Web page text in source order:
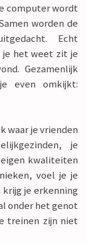
computer wordt
worden de
Echt
je het weet zit je
Gezamenlijk
even omkijkt:
waar je vrienden
je
kwaliteiten
voel je je
je erkenning
onder het genot
treinen zijn niet